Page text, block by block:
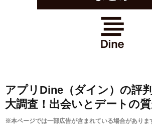
アプリDine（ダイン）の評
大調査！出会いとデートの
※本ページでは一部広告が含まれている場合がありま